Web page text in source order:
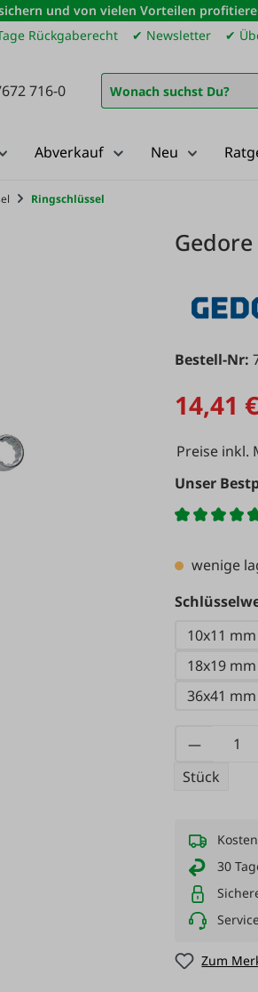
und von vielen Vorteilen
Rückgaberecht ✔ Newsletter ✔
716-0
Abverkauf Neu
Ringschlüssel
Bestell-Nr:
14,41 €
Preise inkl.
Unser
wenige
10x11 mm
18x19 mm
36x41 mm
Stück
30
Zum